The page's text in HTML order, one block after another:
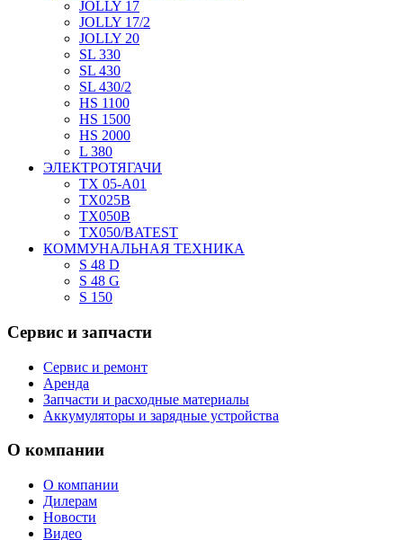
JOLLY 17
JOLLY 17/2
JOLLY 20
SL 330
SL 430
SL 430/2
HS 1100
HS 1500
HS 2000
L 380
ЭЛЕКТРОТЯГАЧИ
TX 05-A01
TX025В
TX050В
TX050/BATEST
КОММУНАЛЬНАЯ ТЕХНИКА
S 48 D
S 48 G
S 150
Сервис и запчасти
Сервис и ремонт
Аренда
Запчасти и расходные материалы
Аккумуляторы и зарядные устройства
О компании
О компании
Дилерам
Новости
Видео